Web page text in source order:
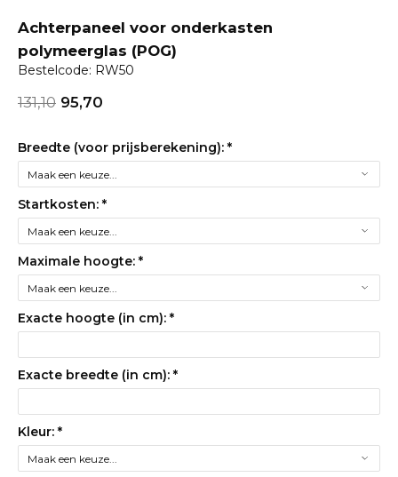
Achterpaneel voor onderkasten
polymeerglas (POG)
Bestelcode: RW50
131,10 95,70
Breedte (voor prijsberekening): *
Startkosten: *
Maximale hoogte: *
Exacte hoogte (in cm): *
Exacte breedte (in cm): *
Kleur: *